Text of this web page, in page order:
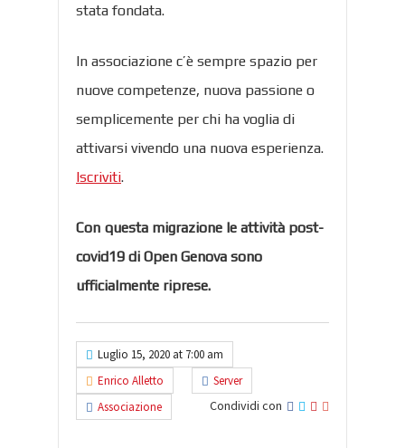
stata fondata.
In associazione c’è sempre spazio per
nuove competenze, nuova passione o
semplicemente per chi ha voglia di
attivarsi vivendo una nuova esperienza.
Iscriviti.
Con questa migrazione le attività post-
covid19 di Open Genova sono
ufficialmente riprese.
Luglio 15, 2020 at 7:00 am
Enrico Alletto
Server
Associazione
Condividi con